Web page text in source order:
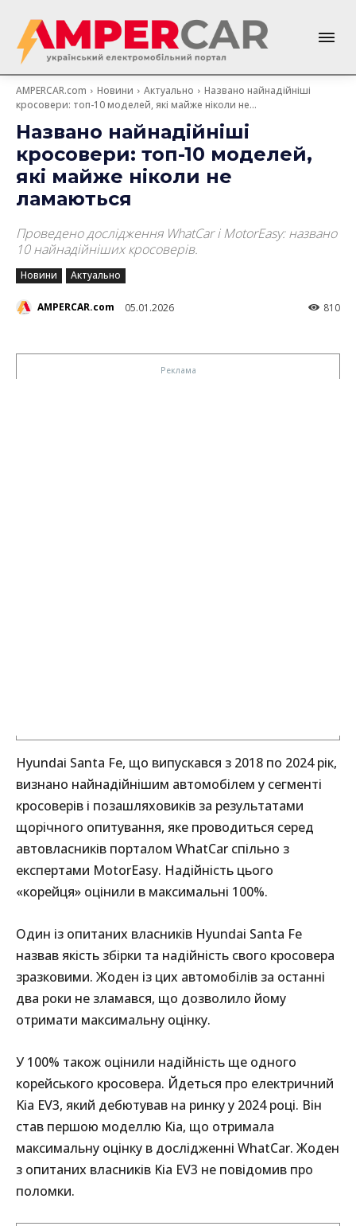
AMPERCAR.com Новини Актуально
Названо найнадійніші
кросовери: топ-10 моделей, які майже ніколи не...
Названо найнадійніші
кросовери: топ-10 моделей,
які майже ніколи не
ламаються
Проведено дослідження WhatCar і MotorEasy: названо
10 найнадійніших кросоверів.
Новини Актуально
AMPERCAR.com 05.01.2026 810
Hyundai Santa Fe, що випускався з 2018 по 2024 рік,
визнано найнадійнішим автомобілем у сегменті
кросоверів і позашляховиків за результатами
щорічного опитування, яке проводиться серед
автовласників порталом WhatCar спільно з
експертами MotorEasy. Надійність цього
«корейця» оцінили в максимальні 100%.
Один із опитаних власників Hyundai Santa Fe
назвав якість збірки та надійність свого кросовера
зразковими. Жоден із цих автомобілів за останні
два роки не зламався, що дозволило йому
отримати максимальну оцінку.
У 100% також оцінили надійність ще одного
корейського кросовера. Йдеться про електричний
Kia EV3, який дебютував на ринку у 2024 році. Він
став першою моделлю Kia, що отримала
максимальну оцінку в дослідженні WhatCar. Жоден
з опитаних власників Kia EV3 не повідомив про
поломки.